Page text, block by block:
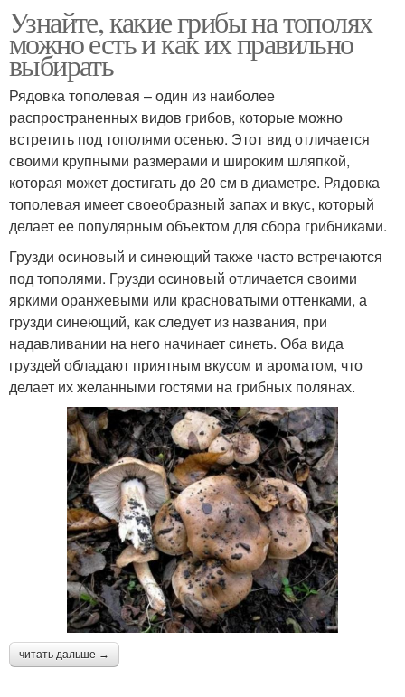
Узнайте, какие грибы на тополях
можно есть и как их правильно
выбирать
Рядовка тополевая – один из наиболее
распространенных видов грибов, которые можно
встретить под тополями осенью. Этот вид отличается
своими крупными размерами и широким шляпкой,
которая может достигать до 20 см в диаметре. Рядовка
тополевая имеет своеобразный запах и вкус, который
делает ее популярным объектом для сбора грибниками.
Грузди осиновый и синеющий также часто встречаются
под тополями. Грузди осиновый отличается своими
яркими оранжевыми или красноватыми оттенками, а
грузди синеющий, как следует из названия, при
надавливании на него начинает синеть. Оба вида
груздей обладают приятным вкусом и ароматом, что
делает их желанными гостями на грибных полянах.
читать дальше →